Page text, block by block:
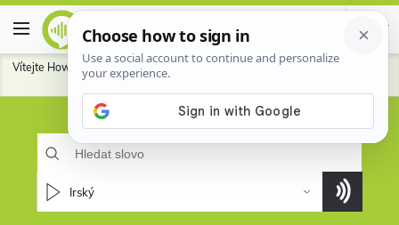
Vítejte HowToPronounce Slovníku.
na pomoc naše komunita vyslovit
Irský